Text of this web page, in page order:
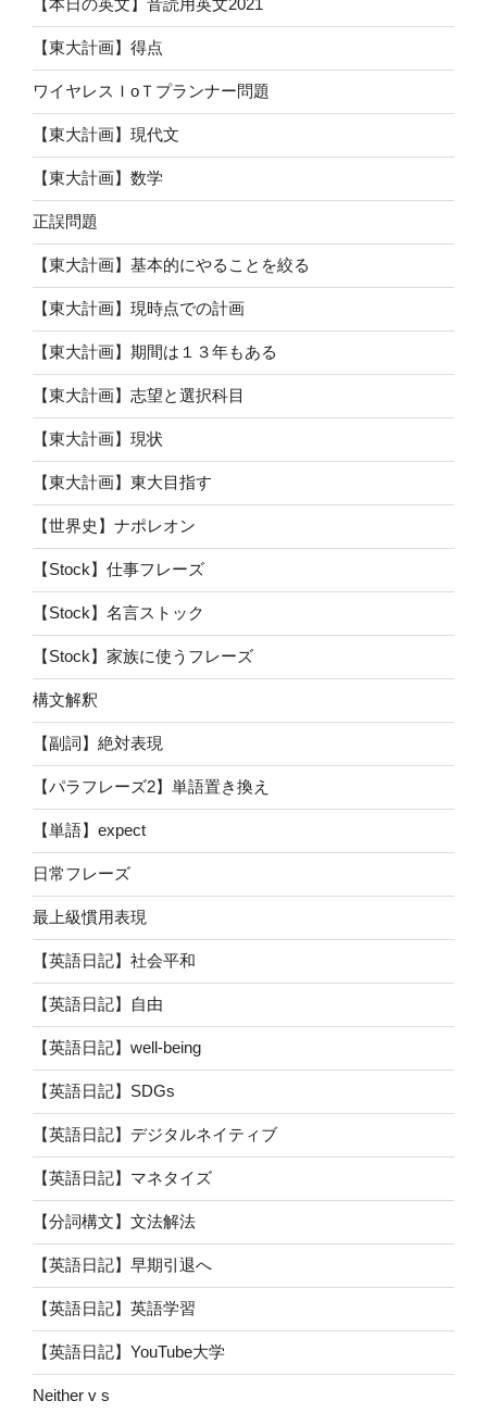
【本日の英文】音読用英文2021
【東大計画】得点
ワイヤレスＩoＴプランナー問題
【東大計画】現代文
【東大計画】数学
正誤問題
【東大計画】基本的にやることを絞る
【東大計画】現時点での計画
【東大計画】期間は１３年もある
【東大計画】志望と選択科目
【東大計画】現状
【東大計画】東大目指す
【世界史】ナポレオン
【Stock】仕事フレーズ
【Stock】名言ストック
【Stock】家族に使うフレーズ
構文解釈
【副詞】絶対表現
【パラフレーズ2】単語置き換え
【単語】expect
日常フレーズ
最上級慣用表現
【英語日記】社会平和
【英語日記】自由
【英語日記】well-being
【英語日記】SDGs
【英語日記】デジタルネイティブ
【英語日記】マネタイズ
【分詞構文】文法解法
【英語日記】早期引退へ
【英語日記】英語学習
【英語日記】YouTube大学
Neither v s